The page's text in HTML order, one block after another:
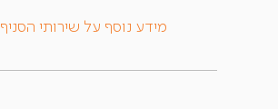
מידע נוסף על שירותי הסניף